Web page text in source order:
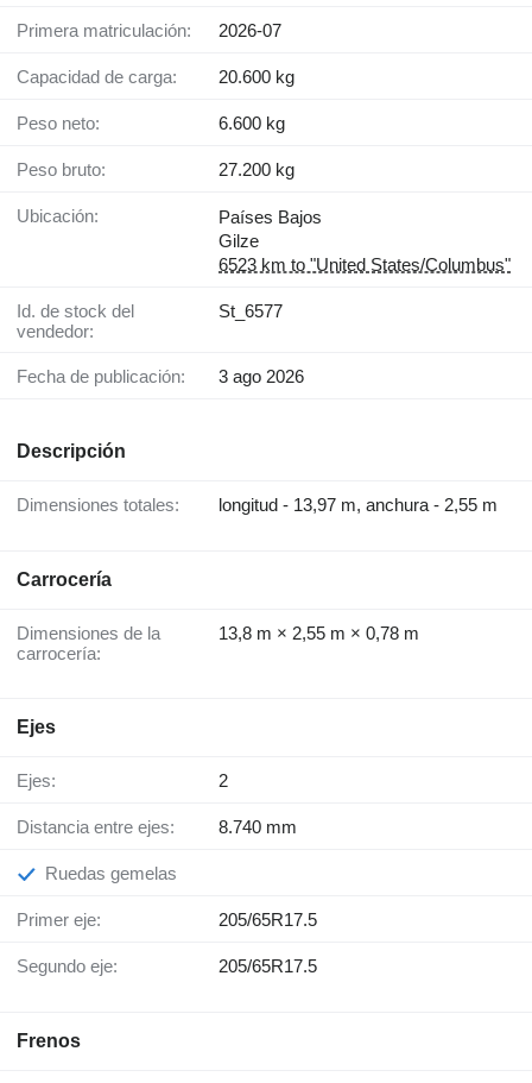
Primera matriculación: 2026-07
Capacidad de carga: 20.600 kg
Peso neto: 6.600 kg
Peso bruto: 27.200 kg
Ubicación:
Países Bajos
Gilze
6523 km to "United States/Columbus"
Id. de stock del
vendedor:
St_6577
Fecha de publicación: 3 ago 2026
Descripción
Dimensiones totales: longitud - 13,97 m, anchura - 2,55 m
Carrocería
Dimensiones de la
carrocería:
13,8 m × 2,55 m × 0,78 m
Ejes
Ejes: 2
Distancia entre ejes: 8.740 mm
Ruedas gemelas
Primer eje: 205/65R17.5
Segundo eje: 205/65R17.5
Frenos